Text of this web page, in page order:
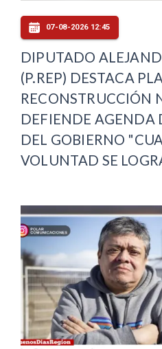
07-08-2026 12:45
DIPUTADO
(P.REP) DESTACA
RECONSTRUCCIÓN
DEFIENDE AGENDA
DEL GOBIERNO
VOLUNTAD SE